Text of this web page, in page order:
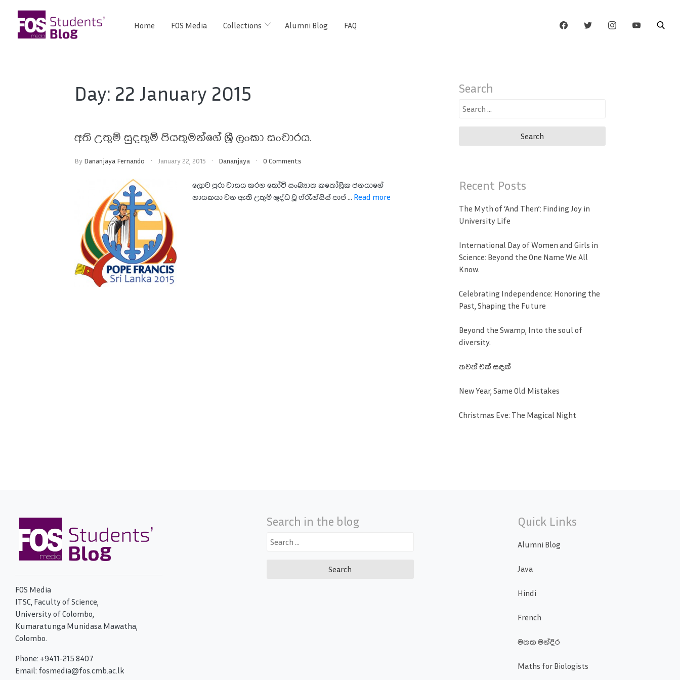
content
FOS
Blog
Home FOS Media Collections Alumni Blog FAQ
Day: 22 January 2015
අති උතුම් සුදතුම් පියතුමන්ගේ ශ්‍රී ලංකා සංචාරය.
By Dananjaya Fernando January 22, 2015 Dananjaya 0 Comments
ලොව පුරා වාසය කරන කෝටි සංඛ්‍යාත කතෝලික ජනයාගේ
නායකයා වන ඇති උතුම් ශුද්ධ වූ ෆ්රැන්සිස් පාප් ... Read more
Search
Search
Recent Posts
The Myth of ‘And Then’: Finding Joy in
University Life
International Day of Women and Girls in
Science: Beyond the One Name We All
Know.
Celebrating Independence: Honoring the
Past, Shaping the Future
Beyond the Swamp, Into the soul of
diversity.
තවත් එක් සඳක්
New Year, Same Old Mistakes
Christmas Eve: The Magical Night
FOS Media
ITSC, Faculty of Science,
University of Colombo,
Kumaratunga Munidasa Mawatha,
Colombo.
Phone: +9411-215 8407
Email: fosmedia@fos.cmb.ac.lk
Search in the blog
Search
Quick Links
Alumni Blog
Java
Hindi
French
මතක මන්දිර
Maths for Biologists